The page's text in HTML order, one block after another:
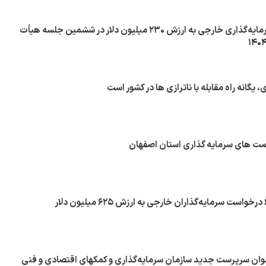
تصویب ۶۵ طرح سرمایه‌گذاری خارجی به ارزش ۲۳۰ میلیون دلار در ششمین جلسه هیأت
یگانه راه مقابله با ناترازی ها در کشور است
های سرمایه گذاری استان اصفهان
سرپرست جدید سازمان سرمایه‌گذاری و کمکهای اقتصادی و فنی